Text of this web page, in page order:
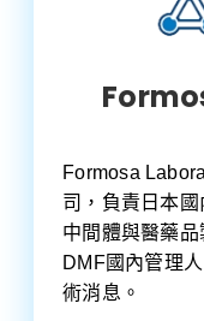
Formosa
司，負責日本國
中間體與醫藥
DMF國內管理
術消息。